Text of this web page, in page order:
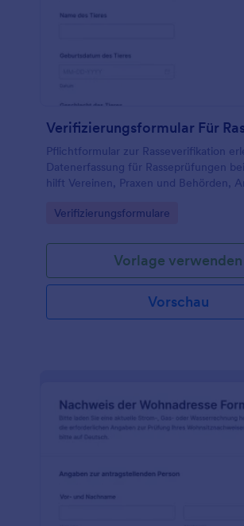
Verifizierungsformular Für
Pflichtformular zur Rasseverifikation
Datenerfassung für Rasseprüfungen
hilft Vereinen, Praxen und Behörden,
dokumentieren.
Go to Category:
Verifizierungsformulare
Vorlage verwenden
Vorschau